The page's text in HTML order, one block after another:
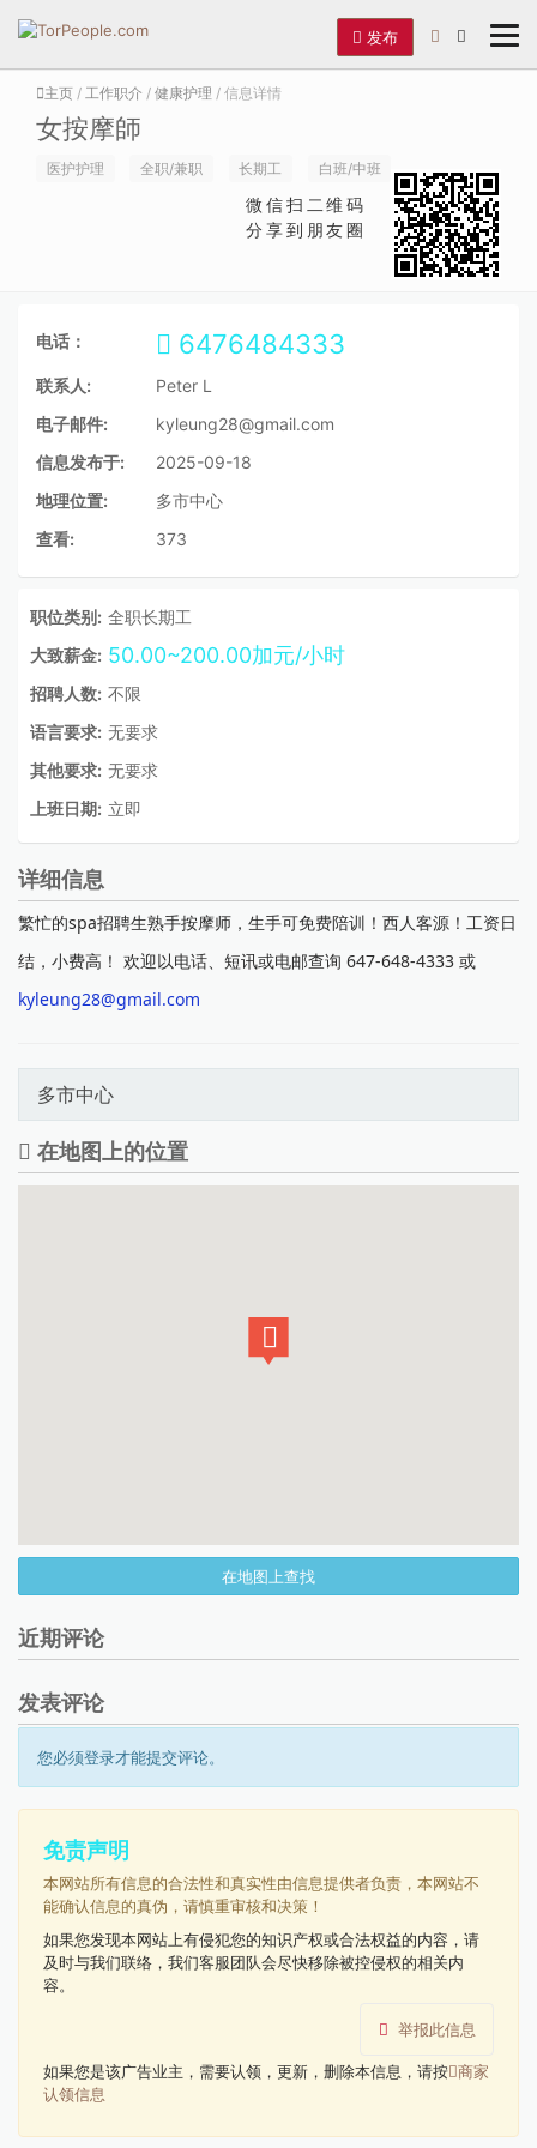
发布
主页 / 工作职介 / 健康护理 / 信息详情
女按摩師
医护护理 全职/兼职 长期工 白班/中班
微信扫二维码
分享到朋友圈
电话： 6476484333
联系人:
Peter L
电子邮件:
kyleung28@gmail.com
信息发布于:
2025-09-18
地理位置:
多市中心
查看:
373
职位类别: 全职长期工
大致薪金: 50.00~200.00加元/小时
招聘人数: 不限
语言要求: 无要求
其他要求: 无要求
上班日期: 立即
详细信息
繁忙的spa招聘生熟手按摩师，生手可免费陪训！西人客源！工资日
结，小费高！ 欢迎以电话、短讯或电邮查询 647-648-4333 或
kyleung28@gmail.com
多市中心
在地图上的位置
在地图上查找
近期评论
发表评论
您必须登录才能提交评论。
免责声明
本网站所有信息的合法性和真实性由信息提供者负责，本网站不
能确认信息的真伪，请慎重审核和决策！
如果您发现本网站上有侵犯您的知识产权或合法权益的内容，请
及时与我们联络，我们客服团队会尽快移除被控侵权的相关内
容。
举报此信息
如果您是该广告业主，需要认领，更新，删除本信息，请按 商家
认领信息